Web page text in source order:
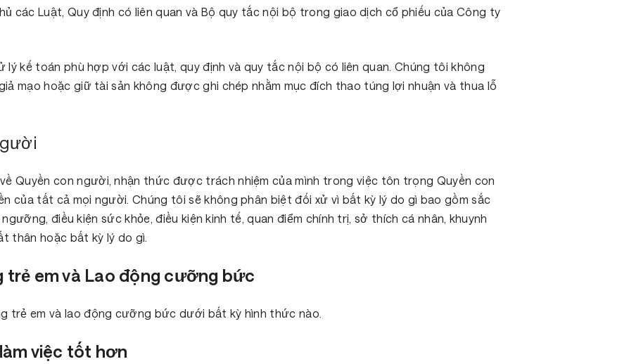
các Luật, Quy định có liên quan và Bộ quy tắc nội bộ trong giao dịch cổ phiếu của Công ty
lý kế toán phù hợp với các luật, quy định và quy tắc nội bộ có liên quan. Chúng tôi không
mạo hoặc giữ tài sản không được ghi chép nhằm mục đích thao túng lợi nhuận và thua lỗ
Quyền con người, nhận thức được trách nhiệm của mình trong việc tôn trọng Quyền con
của tất cả mọi người. Chúng tôi sẽ không phân biệt đối xử vì bất kỳ lý do gì bao gồm sắc
điều kiện sức khỏe, điều kiện kinh tế, quan điểm chính trị, sở thích cá nhân, khuynh
thân hoặc bất kỳ lý do gì.
trẻ em và Lao động cưỡng bức
trẻ em và lao động cưỡng bức dưới bất kỳ hình thức nào.
việc tốt hơn